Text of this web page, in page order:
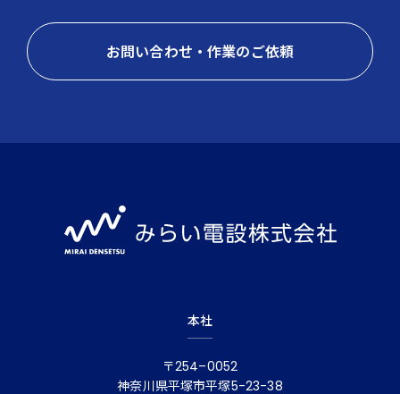
お問い合わせ・作業のご依頼
本社
〒254–0052
神奈川県平塚市平塚5-23-38